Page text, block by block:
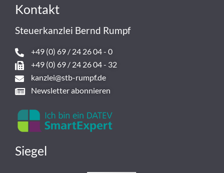
Kontakt
Steuerkanzlei Bernd Rumpf
+49 (0) 69 / 24 26 04 - 0
+49 (0) 69 / 24 26 04 - 32
kanzlei@stb-rumpf.de
Newsletter abonnieren
Siegel